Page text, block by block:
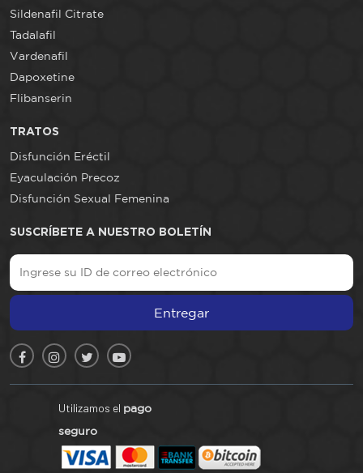
Sildenafil Citrate
Tadalafil
Vardenafil
Dapoxetine
Flibanserin
TRATOS
Disfunción Eréctil
Eyaculación Precoz
Disfunción Sexual Femenina
SUSCRÍBETE A NUESTRO BOLETÍN
Entregar
Utilizamos el pago
seguro